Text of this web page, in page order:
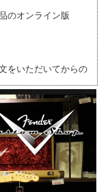
のオンライン版
をいただいてからの